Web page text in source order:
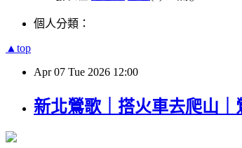
個人分類：
▲top
Apr 07 Tue 2026 12:00
新北鶯歌｜搭火車去爬山